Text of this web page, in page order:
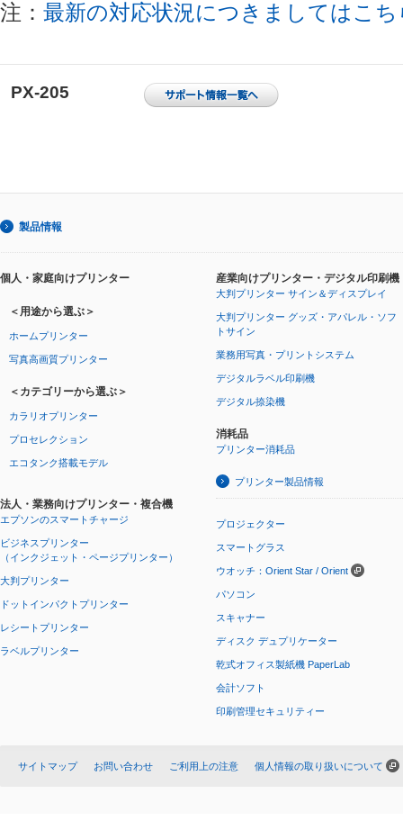
注： 最新の対応状況につきましてはこ
PX-205
製品情報
個人・家庭向けプリンター
＜用途から選ぶ＞
ホームプリンター
写真高画質プリンター
＜カテゴリーから選ぶ＞
カラリオプリンター
プロセレクション
エコタンク搭載モデル
法人・業務向けプリンター・複合機
エプソンのスマートチャージ
ビジネスプリンター
（インクジェット・ページプリンター）
大判プリンター
ドットインパクトプリンター
レシートプリンター
ラベルプリンター
産業向けプリンター・デジタル印刷機
大判プリンター サイン＆ディスプレイ
大判プリンター グッズ・アパレル・ソフ
トサイン
業務用写真・プリントシステム
デジタルラベル印刷機
デジタル捺染機
消耗品
プリンター消耗品
プリンター製品情報
プロジェクター
スマートグラス
ウオッチ：Orient Star / Orient
パソコン
スキャナー
ディスク デュプリケーター
乾式オフィス製紙機 PaperLab
会計ソフト
印刷管理セキュリティー
サイトマップ お問い合わせ ご利用上の注意 個人情報の取り扱いについて